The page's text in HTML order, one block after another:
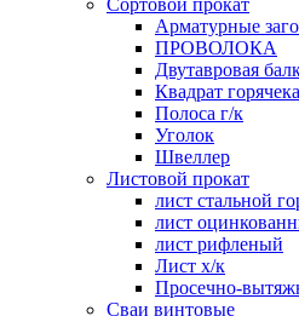
Сортовой прокат
Арматурные
ПРОВОЛОКА
Двутавровая
Квадрат
Полоса г/к
Уголок
Швеллер
Листовой прокат
лист стальной
лист
лист рифленый
Лист х/к
Просечно-
Сваи винтовые